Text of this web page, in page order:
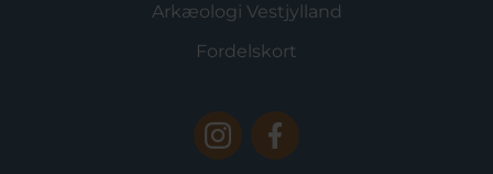
Arkæologi Vestjylland
Fordelskort